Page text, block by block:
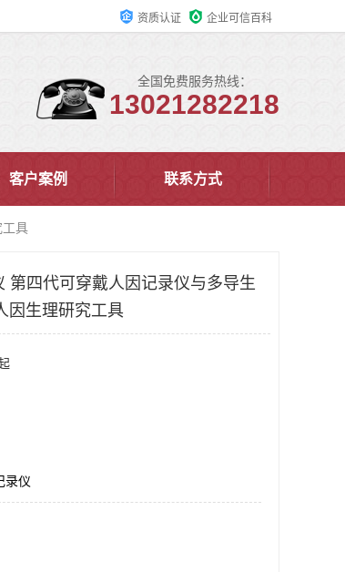
资质认证 企业可信百科
全国免费服务热线：
13021282218
客户案例 联系方式
工具
第四代可穿戴人因记录仪与多导生
因生理研究工具
录仪